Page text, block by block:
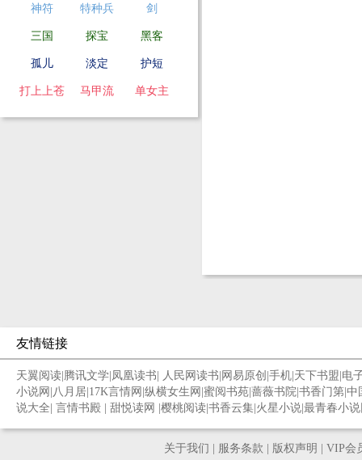
神符 特种兵 剑
三国 探宝 黑客
孤儿 淡定 护短
打上上苍 马甲流 单女主
友情链接
天翼阅读 腾讯文学 凤凰读书 人民网读书 网易原创 手机 天下书盟 电
小说网 八月居 17K言情网 纵横女生网 蜜阅书苑 蔷薇书院 书香门第 中
说大全 言情书殿 甜悦读网 樱桃阅读 书香云集 火星小说 最青春小
关于我们 服务条款 版权声明
VIP会